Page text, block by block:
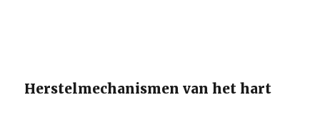
Herstelmechanismen van het hart